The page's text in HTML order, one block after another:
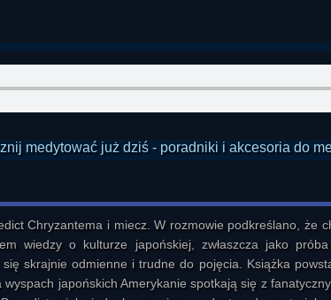
Chryzantema i miecz. W rozmowie podkreślano, że
wiedzy o kulturze japońskiej, zwłaszcza jako
skrajnie odmienne i trudne do pojęcia. Książka
japońskich Amerykanie spotkają się z